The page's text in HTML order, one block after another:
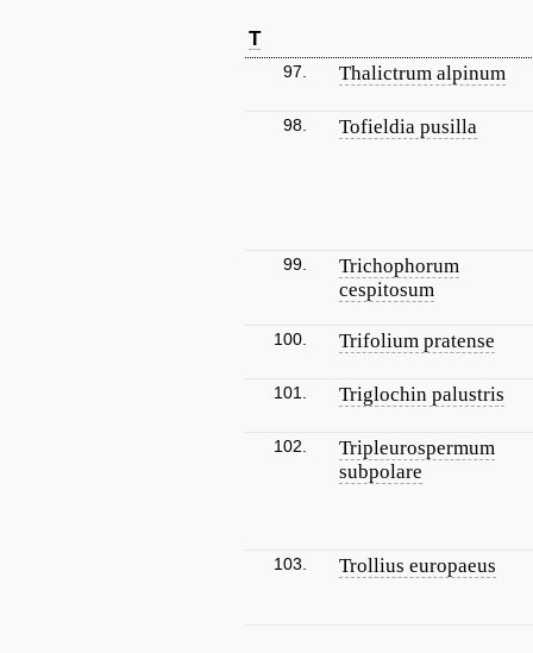
T
97. Thalictrum alpinum
98. Tofieldia pusilla
99.
Trichophorum
cespitosum
100. Trifolium pratense
101. Triglochin palustris
102.
Tripleurospermum
subpolare
103. Trollius europaeus